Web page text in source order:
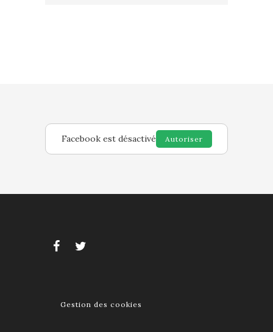
Facebook est désactivé Autoriser
Gestion des cookies